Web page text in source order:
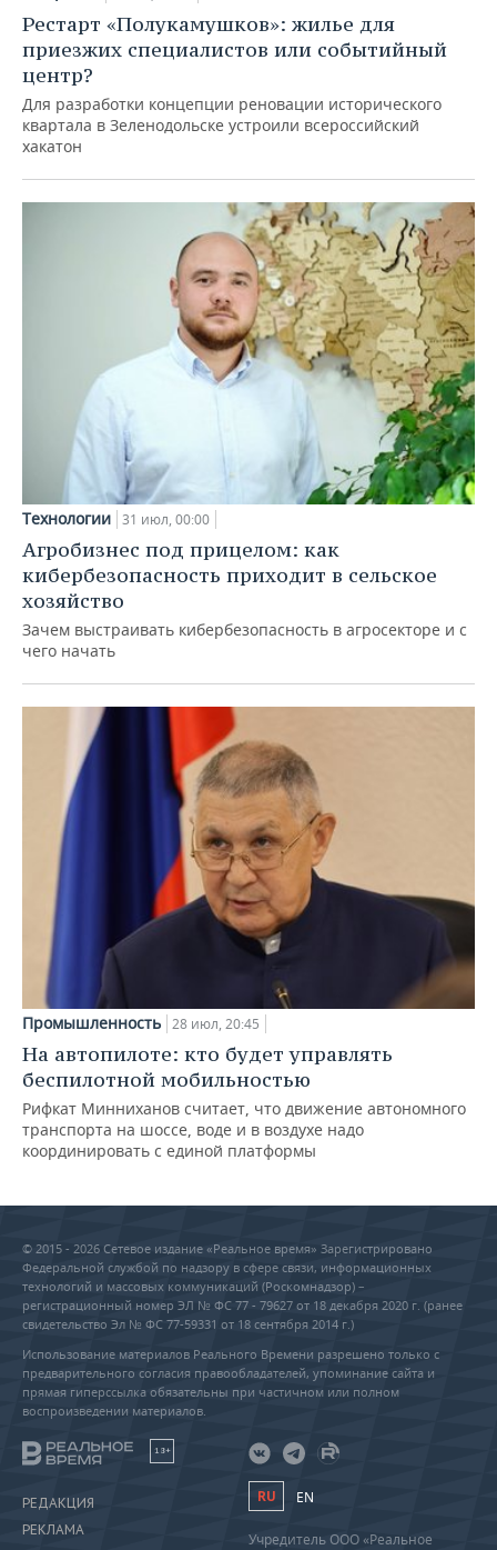
Рестарт «Полукамушков»: жилье для
приезжих специалистов или событийный
центр?
Для разработки концепции реновации исторического
квартала в Зеленодольске устроили всероссийский
хакатон
Технологии 31 июл, 00:00
Агробизнес под прицелом: как
кибербезопасность приходит в сельское
хозяйство
Зачем выстраивать кибербезопасность в агросекторе и с
чего начать
Промышленность 28 июл, 20:45
На автопилоте: кто будет управлять
беспилотной мобильностью
Рифкат Минниханов считает, что движение автономного
транспорта на шоссе, воде и в воздухе надо
координировать с единой платформы
© 2015 - 2026 Сетевое издание «Реальное время» Зарегистрировано
Федеральной службой по надзору в сфере связи, информационных
технологий и массовых коммуникаций (Роскомнадзор) –
регистрационный номер ЭЛ № ФС 77 - 79627 от 18 декабря 2020 г. (ранее
свидетельство Эл № ФС 77-59331 от 18 сентября 2014 г.)
Использование материалов Реального Времени разрешено только с
предварительного согласия правообладателей, упоминание сайта и
прямая гиперссылка обязательны при частичном или полном
воспроизведении материалов.
18+
РЕДАКЦИЯ
РЕКЛАМА
RU EN
Учредитель ООО «Реальное